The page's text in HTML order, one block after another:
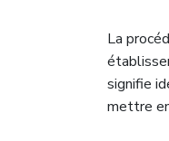
La
signifie
mettre